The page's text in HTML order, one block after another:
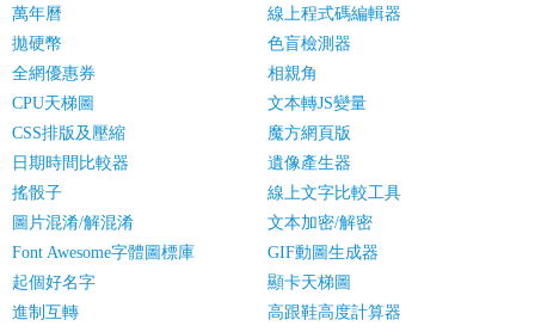
萬年曆
線上程式碼編輯器
拋硬幣
色盲檢測器
全網優惠券
相親角
CPU天梯圖
文本轉JS變量
CSS排版及壓縮
魔方網頁版
日期時間比較器
遺像產生器
搖骰子
線上文字比較工具
圖片混淆/解混淆
文本加密/解密
Font Awesome字體圖標庫
GIF動圖生成器
起個好名字
顯卡天梯圖
進制互轉
高跟鞋高度計算器